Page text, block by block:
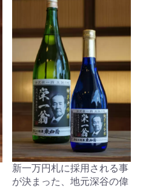
新一万円札に採用される事
が決まった、地元深谷の偉